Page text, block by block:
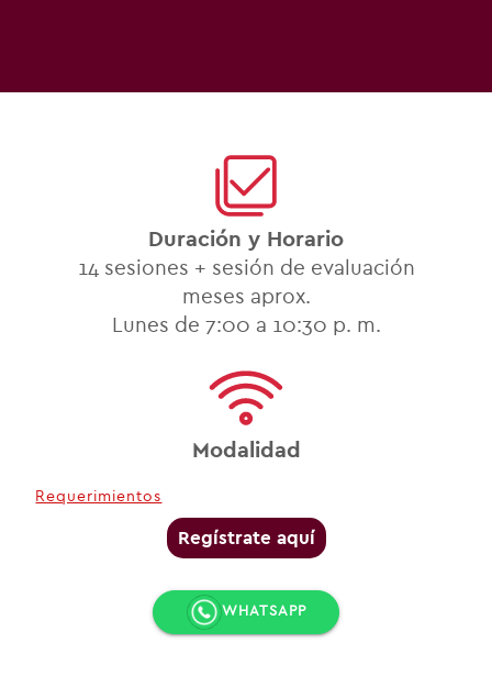
Duración y Horario
14 sesiones + sesión de evaluación
meses aprox.
Lunes de 7:00 a 10:30 p. m.
Modalidad
Requerimientos
Regístrate aquí
WHATSAPP